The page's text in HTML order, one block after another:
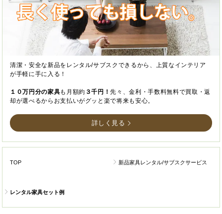
清潔・安全な新品をレンタル/サブスクできるから、上質なインテリア
が手軽に手に入る！
１０万円分の家具も月額約 ３千円！先々、金利・手数料無料で買取・返
却が選べるからお支払いがグッと楽で将来も安心。
詳しく見る
TOP 新品家具レンタル/サブスクサービス
レンタル家具セット例